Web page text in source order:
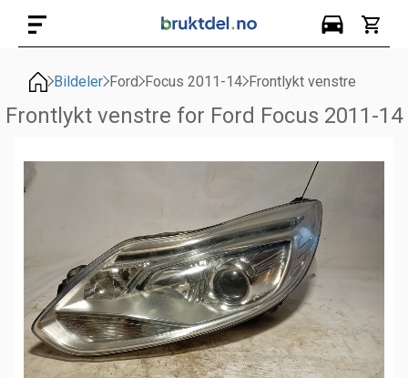
Bildeler Ford Focus 2011-14 Frontlykt venstre
Frontlykt venstre for Ford Focus 2011-14